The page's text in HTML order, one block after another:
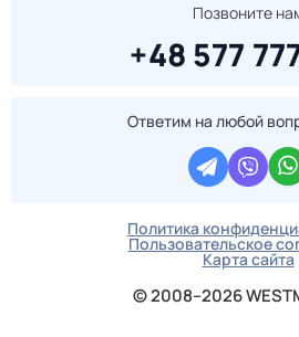
Позвоните
+48 577
Ответим на любой
Политика
Пользовательское
Карта сайта
© 2008–2026